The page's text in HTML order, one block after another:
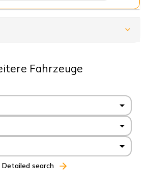
Fahrzeuge
Detailed search